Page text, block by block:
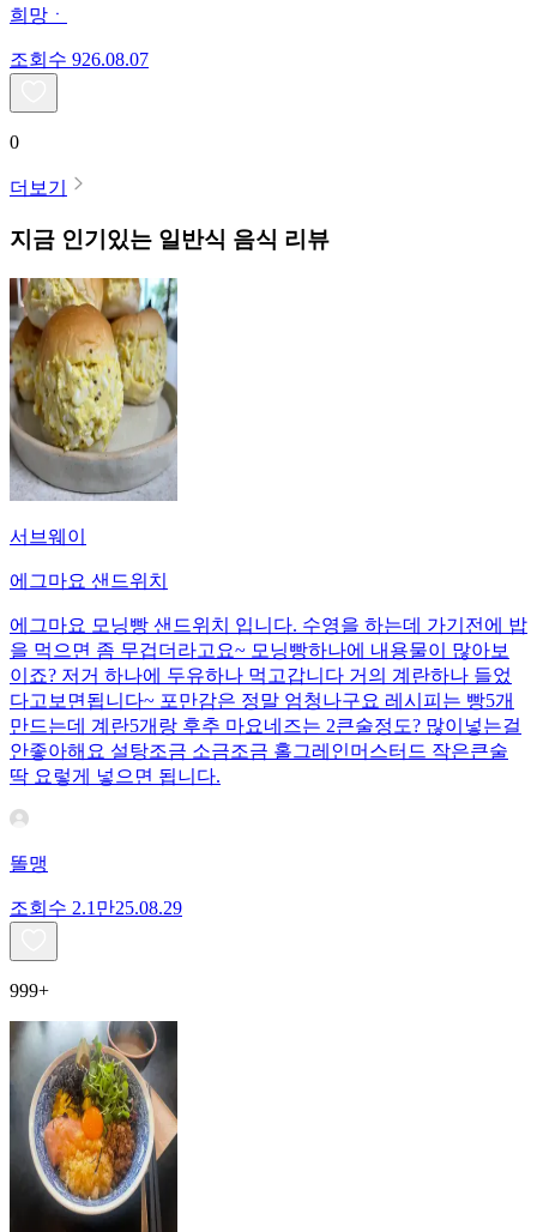
희망ㆍ
조회수 926.08.07
0
더보기
지금 인기있는 일반식 음식 리뷰
서브웨이
에그마요 샌드위치
에그마요 모닝빵 샌드위치 입니다. 수영을 하는데 가기전에 밥
을 먹으면 좀 무겁더라고요~ 모닝빵하나에 내용물이 많아보
이죠? 저거 하나에 두유하나 먹고갑니다 거의 계란하나 들었
다고보면됩니다~ 포만감은 정말 엄청나구요 레시피는 빵5개
만드는데 계란5개랑 후추 마요네즈는 2큰술정도? 많이넣는걸
안좋아해요 설탕조금 소금조금 홀그레인머스터드 작은큰술
딱 요렇게 넣으면 됩니다.
똘맹
조회수 2.1만25.08.29
999+